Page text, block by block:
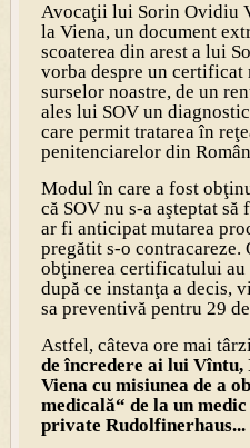
Avocaţii lui Sorin Ovidiu
la Viena, un document
scoaterea din arest a lui
vorba despre un certificat
surselor noastre, de un
ales lui SOV un
care permit tratarea în
penitenciarelor din
Modul în care a fost
că SOV nu s-a aşteptat să
ar fi anticipat mutarea
pregătit s-o contracareze.
obţinerea certificatului au
după ce instanţa a decis,
sa preventivă pentru 29
Astfel, câteva ore mai
de încredere ai lui
Viena cu misiunea de a
medicală“ de la un
private Rudolfinerhaus...